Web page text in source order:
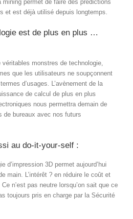
mining permet de faire des prédictions
et est déjà utilisé depuis longtemps.
est de plus en plus …
monstres de technologie,
que les utilisateurs ne soupçonnent
d’usages. L’avènement de la
de calcul de plus en plus
nous permettra demain de
de bureaux avec nos futurs
au do-it-your-self :
d’impression 3D permet aujourd’hui
main. L’intérêt ? en réduire le coût et
n’est pas neutre lorsqu’on sait que ce
toujours pris en charge par la Sécurité